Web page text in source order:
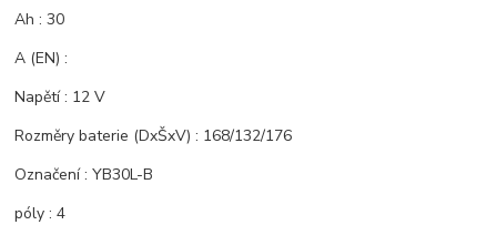
Ah : 30
A (EN) :
Napětí : 12 V
Rozměry baterie (DxŠxV) : 168/132/176
Označení : YB30L-B
póly : 4